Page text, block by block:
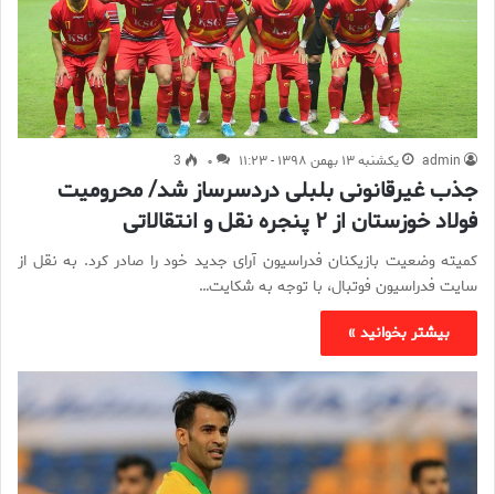
admin یکشنبه ۱۳ بهمن ۱۳۹۸ - ۱۱:۲۳ ۰ 3
جذب غیرقانونی بلبلی دردسرساز شد/ محرومیت
فولاد خوزستان از ۲ پنجره نقل و انتقالاتی
کمیته وضعیت بازیکنان فدراسیون آرای جدید خود را صادر کرد. به نقل از
سایت فدراسیون فوتبال، با توجه به شکایت…
بیشتر بخوانید »